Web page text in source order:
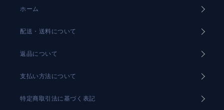
ホーム
配送・送料について
返品について
支払い方法について
特定商取引法に基づく表記